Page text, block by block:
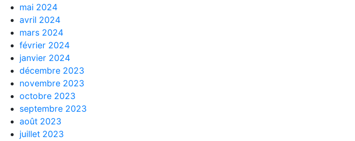
mai 2024
avril 2024
mars 2024
février 2024
janvier 2024
décembre 2023
novembre 2023
octobre 2023
septembre 2023
août 2023
juillet 2023